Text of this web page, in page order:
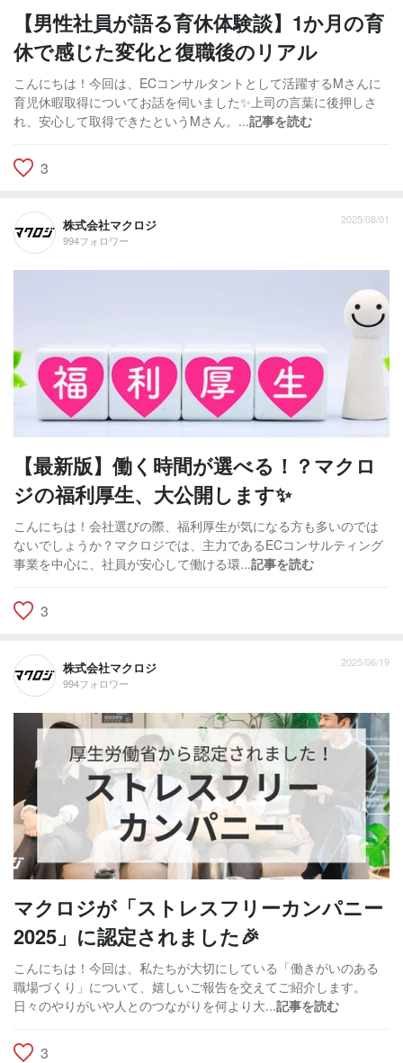
【男性社員が語る育休体験談】1か月の育
休で感じた変化と復職後のリアル
こんにちは！今回は、ECコンサルタントとして活躍するMさんに
育児休暇取得についてお話を伺いました✨上司の言葉に後押しさ
れ、安心して取得できたというMさん。...記事を読む
3
株式会社マクロジ
994フォロワー
2025/08/01
【最新版】働く時間が選べる！？マクロ
ジの福利厚生、大公開します✨
こんにちは！会社選びの際、福利厚生が気になる方も多いのでは
ないでしょうか？マクロジでは、主力であるECコンサルティング
事業を中心に、社員が安心して働ける環...記事を読む
3
株式会社マクロジ
994フォロワー
2025/06/19
マクロジが「ストレスフリーカンパニー
2025」に認定されました🎉
こんにちは！今回は、私たちが大切にしている「働きがいのある
職場づくり」について、嬉しいご報告を交えてご紹介します。
日々のやりがいや人とのつながりを何より大...記事を読む
3